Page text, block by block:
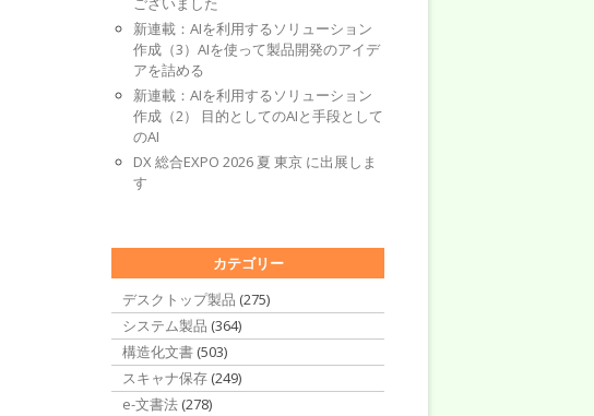
新連載：AIを利用するソリューション
作成（3）AIを使って製品開発のアイデ
アを詰める
新連載：AIを利用するソリューション
作成（2） 目的としてのAIと手段として
のAI
DX 総合EXPO 2026 夏 東京 に出展しま
す
カテゴリー
デスクトップ製品 (275)
システム製品 (364)
構造化文書 (503)
スキャナ保存 (249)
e-文書法 (278)